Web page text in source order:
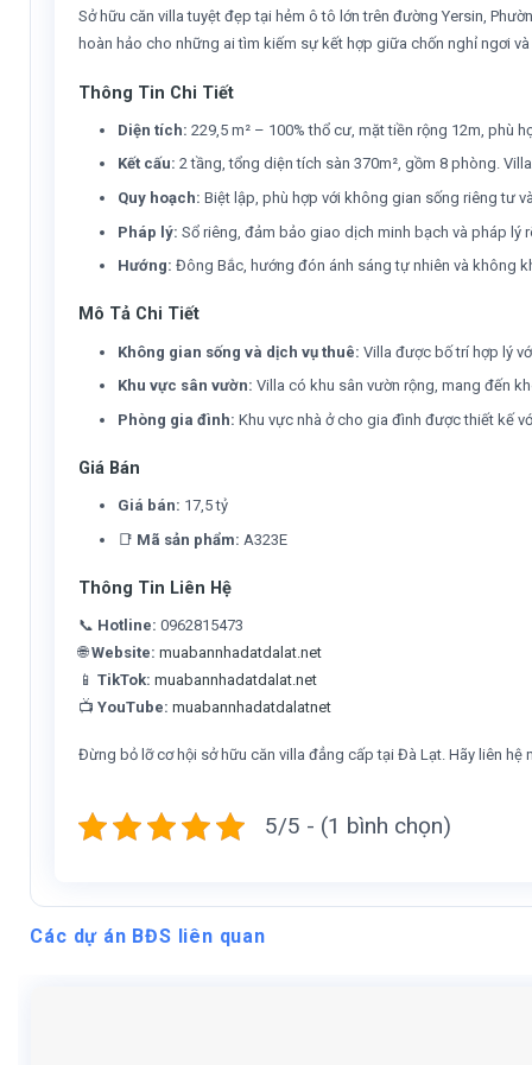
Sở hữu căn villa tuyệt đẹp tại hẻm ô tô lớn trên đường Yersin,
hoàn hảo cho những ai tìm kiếm sự kết hợp giữa chốn nghỉ ngơi
Thông Tin Chi Tiết
Diện tích: 229,5 m² – 100% thổ cư, mặt tiền rộng 12m, phù
Kết cấu: 2 tầng, tổng diện tích sàn 370m², gồm 8 phòng.
Quy hoạch: Biệt lập, phù hợp với không gian sống riêng tư
Pháp lý: Sổ riêng, đảm bảo giao dịch minh bạch và pháp lý
Hướng: Đông Bắc, hướng đón ánh sáng tự nhiên và không
Mô Tả Chi Tiết
Không gian sống và dịch vụ thuê: Villa được bố trí hợp lý
Khu vực sân vườn: Villa có khu sân vườn rộng, mang đến
Phòng gia đình: Khu vực nhà ở cho gia đình được thiết kế
Giá Bán
Giá bán: 17,5 tỷ
📑 Mã sản phẩm: A323E
Thông Tin Liên Hệ
📞 Hotline: 0962815473
🌐Website: muabannhadatdalat.net
📱TikTok: muabannhadatdalat.net
📺YouTube: muabannhadatdalatnet
Đừng bỏ lỡ cơ hội sở hữu căn villa đẳng cấp tại Đà Lạt. Hãy liên
5/5 - (1 bình chọn)
Các dự án BĐS liên quan